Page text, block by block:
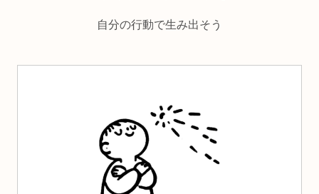
自分の行動で生み出そう